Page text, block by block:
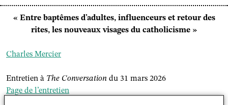
« Entre baptêmes d’adultes, influenceurs et retour des
rites, les nouveaux visages du catholicisme »
Charles Mercier
Entretien à The Conversation du 31 mars 2026
Page de l’entretien